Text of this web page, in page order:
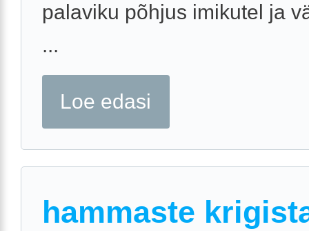
palaviku põhjus imikutel ja
...
Loe edasi
hammaste